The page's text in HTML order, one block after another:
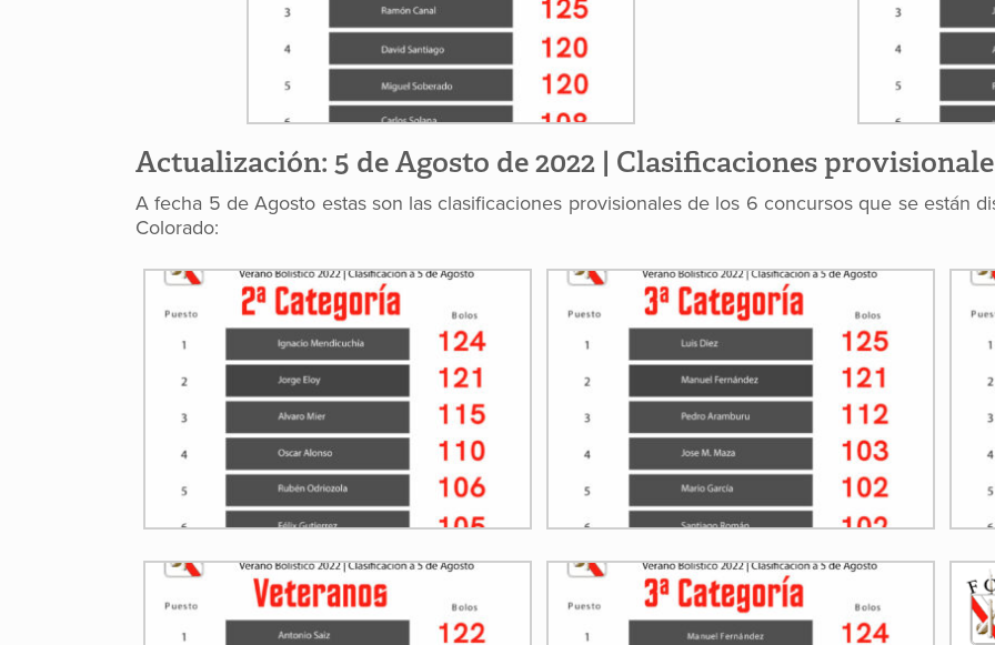
Actualización: 5 de Agosto de 2022 | Clasificaciones
A fecha 5 de Agosto estas son las clasificaciones provisionales de los 6 concursos que se están
Colorado: